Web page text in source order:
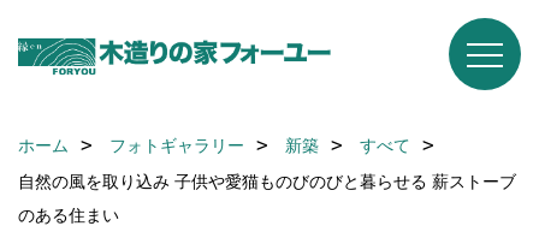
ホーム フォトギャラリー 新築
すべて
自然の風を取り込み 子供や愛猫ものびのびと暮らせる 薪ストーブ
のある住まい